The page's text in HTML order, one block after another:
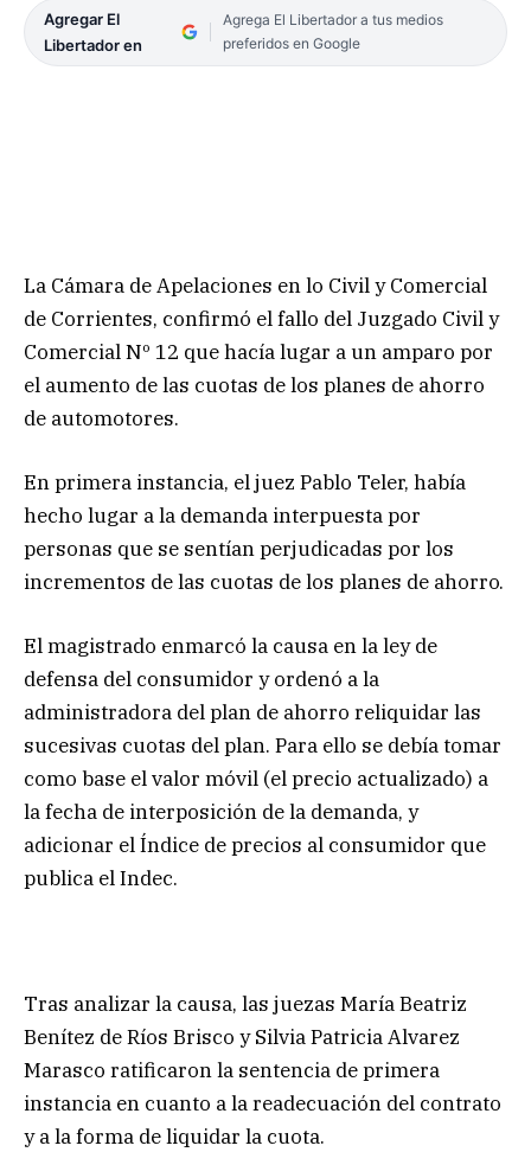
Agregar El
Libertador en
Agrega El Libertador a tus medios
preferidos en Google
La Cámara de Apelaciones en lo Civil y Comercial
de Corrientes, confirmó el fallo del Juzgado Civil y
Comercial Nº 12 que hacía lugar a un amparo por
el aumento de las cuotas de los planes de ahorro
de automotores.
En primera instancia, el juez Pablo Teler, había
hecho lugar a la demanda interpuesta por
personas que se sentían perjudicadas por los
incrementos de las cuotas de los planes de ahorro.
El magistrado enmarcó la causa en la ley de
defensa del consumidor y ordenó a la
administradora del plan de ahorro reliquidar las
sucesivas cuotas del plan. Para ello se debía tomar
como base el valor móvil (el precio actualizado) a
la fecha de interposición de la demanda, y
adicionar el Índice de precios al consumidor que
publica el Indec.
Tras analizar la causa, las juezas María Beatriz
Benítez de Ríos Brisco y Silvia Patricia Alvarez
Marasco ratificaron la sentencia de primera
instancia en cuanto a la readecuación del contrato
y a la forma de liquidar la cuota.